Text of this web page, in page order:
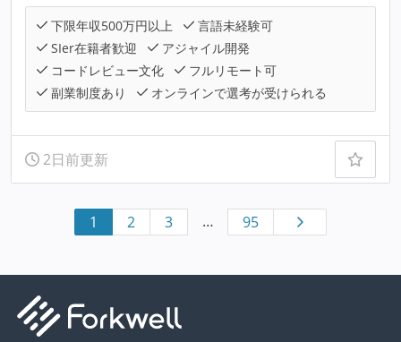
下限年収500万円以上
言語未経験可
SIer在籍者歓迎
アジャイル開発
コードレビュー文化
フルリモート可
副業制度あり
オンラインで選考が受けられる
2日前更新
1 2 3 … 95